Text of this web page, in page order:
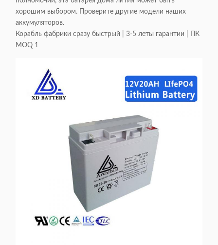
хорошим выбором. Проверите другие модели наших
аккумуляторов.
Корабль фабрики сразу быстрый | 3-5 леты гарантии | ПК
MOQ 1